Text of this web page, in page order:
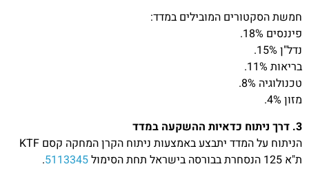
חמשת הסקטורים המובילים במדד:
פיננסים 18%.
נדל"ן 15%.
בריאות 11%.
טכנולוגיה 8%.
מזון 4%.
3. דרך ניתוח כדאיות ההשקעה במדד
הניתוח על המדד יתבצע באמצעות ניתוח הקרן המחקה קסם KTF
ת"א 125 הנסחרת בבורסה בישראל תחת הסימול
5113345
.